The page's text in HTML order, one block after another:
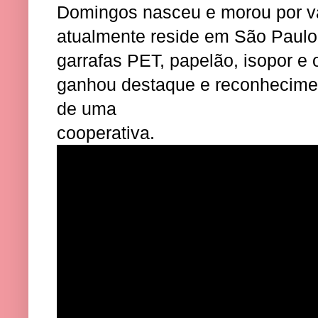
Domingos nasceu e morou por
atualmente reside em São
garrafas PET, papelão, isopor e
ganhou destaque e
de uma
cooperativa.